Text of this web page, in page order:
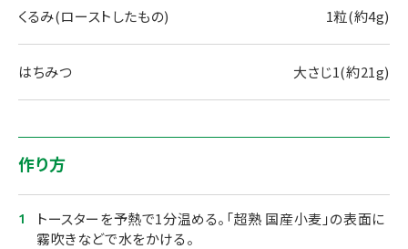
くるみ(ローストしたもの) 1粒(約4g)
はちみつ 大さじ1(約21g)
作り方
トースターを予熱で1分温める。「超熟 国産小麦」の表面に
霧吹きなどで水をかける。